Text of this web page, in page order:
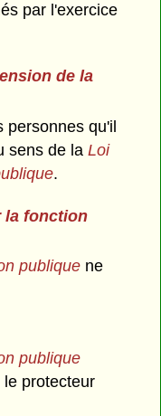
par l'exercice
de la
personnes qu'il
sens de laLoi
.
la fonction
publique ne
publique
protecteur